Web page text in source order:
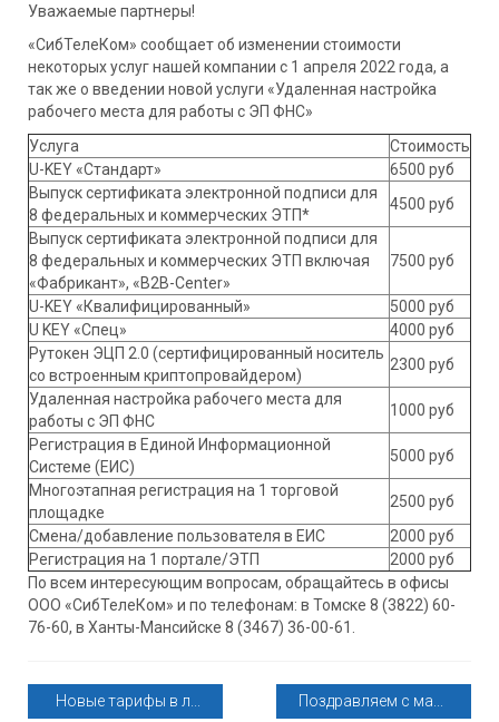
Уважаемые партнеры!
«СибТелеКом» сообщает об изменении стоимости
некоторых услуг нашей компании с 1 апреля 2022 года, а
так же о введении новой услуги «Удаленная настройка
рабочего места для работы с ЭП ФНС»
Услуга
Стоимость
U-KEY «Стандарт»
6500 руб
Выпуск сертификата электронной подписи для
8 федеральных и коммерческих ЭТП*
4500 руб
Выпуск сертификата электронной подписи для
8 федеральных и коммерческих ЭТП включая
«Фабрикант», «В2В-Center»
7500 руб
U-KEY «Квалифицированный»
5000 руб
U KEY «Спец»
4000 руб
Рутокен ЭЦП 2.0 (сертифицированный носитель
со встроенным криптопровайдером)
2300 руб
Удаленная настройка рабочего места для
работы с ЭП ФНС
1000 руб
Регистрация в Единой Информационной
Системе (ЕИС)
5000 руб
Многоэтапная регистрация на 1 торговой
площадке
2500 руб
Смена/добавление пользователя в ЕИС
2000 руб
Регистрация на 1 портале/ЭТП
2000 руб
По всем интересующим вопросам, обращайтесь в офисы
ООО «СибТелеКом» и по телефонам: в Томске 8 (3822) 60-
76-60, в Ханты-Мансийске 8 (3467) 36-00-61.
Новые тарифы в л... Поздравляем с ма...